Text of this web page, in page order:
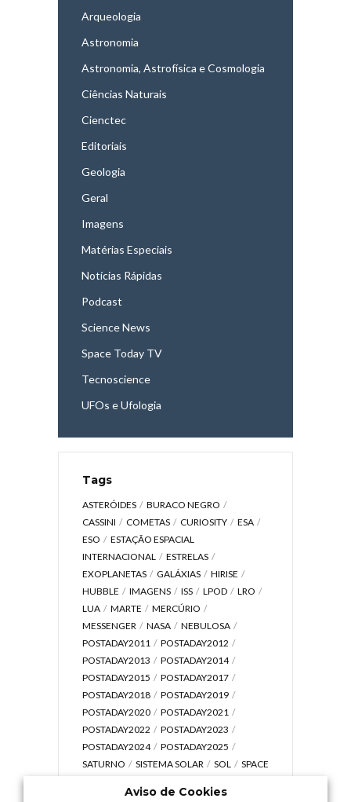
Arqueologia
Astronomia
Astronomia, Astrofísica e Cosmologia
Ciências Naturais
Cienctec
Editoriais
Geologia
Geral
Imagens
Matérias Especiais
Notícias Rápidas
Podcast
Science News
Space Today TV
Tecnoscience
UFOs e Ufologia
Tags
ASTERÓIDES
BURACO NEGRO
CASSINI
COMETAS CURIOSITY
ESA
ESO
ESTAÇÃO ESPACIAL
INTERNACIONAL
ESTRELAS
EXOPLANETAS
GALÁXIAS
HIRISE
HUBBLE
IMAGENS ISS LPOD
LRO
LUA
MARTE
MERCÚRIO
MESSENGER
NASA
NEBULOSA
POSTADAY2011
POSTADAY2012
POSTADAY2013
POSTADAY2014
POSTADAY2015
POSTADAY2017
POSTADAY2018
POSTADAY2019
POSTADAY2020
POSTADAY2021
POSTADAY2022
POSTADAY2023
POSTADAY2024
POSTADAY2025
SATURNO
SISTEMA SOLAR SOL
SPACE
UNIVERSO
VÍDEO
Aviso de Cookies